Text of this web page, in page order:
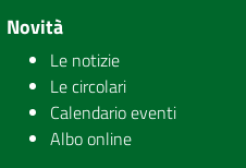
Novità
Le notizie
Le circolari
Calendario eventi
Albo online